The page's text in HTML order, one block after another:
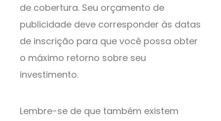
de cobertura. Seu orçamento de
publicidade deve corresponder às datas
de inscrição para que você possa obter
o máximo retorno sobre seu
investimento.
Lembre-se de que também existem